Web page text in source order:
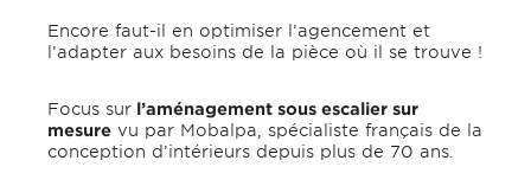
Encore faut-il en optimiser l’agencement et
l’adapter aux besoins de la pièce où il se trouve !
Focus sur l’aménagement sous escalier sur
mesure vu par Mobalpa, spécialiste français de la
conception d’intérieurs depuis plus de 70 ans.